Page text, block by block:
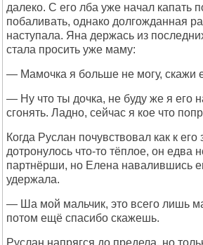
далеко. С его лба уже начал капать
побаливать, однако долгожданная
наступала. Яна держась из
стала просить уже маму:
— Мамочка я больше не могу, скажи
— Ну что ты дочка, не буду же я его
сгонять. Ладно, сейчас я кое что
Когда Руслан почувствовал как к его
дотронулось что-то тёплое, он едва
партнёрши, но Елена навалившись
удержала.
— Ша мой мальчик, это всего лишь
потом ещё спасибо скажешь.
Руслан напрягся до предела, но